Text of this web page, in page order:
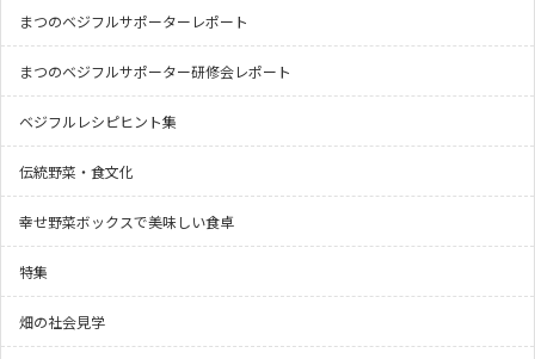
まつのベジフルサポーターレポート
まつのベジフルサポーター研修会レポート
ベジフルレシピヒント集
伝統野菜・食文化
幸せ野菜ボックスで美味しい食卓
特集
畑の社会見学